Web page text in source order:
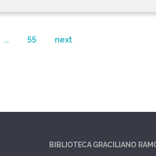
... 55 next
BIBLIOTECA GRACILIANO